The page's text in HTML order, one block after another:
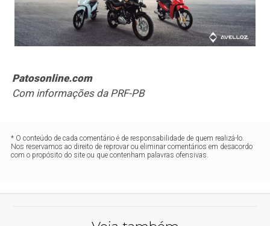
Patosonline.com
Com informações da PRF-PB
* O conteúdo de cada comentário é de responsabilidade de quem realizá-lo.
Nos reservamos ao direito de reprovar ou eliminar comentários em desacordo
com o propósito do site ou que contenham palavras ofensivas.